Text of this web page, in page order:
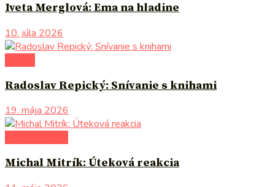
Iveta Merglová: Ema na hladine
10. júla 2026
Radoslav Repický: Snívanie s knihami
19. mája 2026
Michal Mitrík: Úteková reakcia